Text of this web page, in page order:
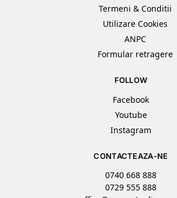
Termeni & Conditii
Utilizare Cookies
ANPC
Formular retragere
FOLLOW
Facebook
Youtube
Instagram
CONTACTEAZA-NE
0740 668 888
0729 555 888